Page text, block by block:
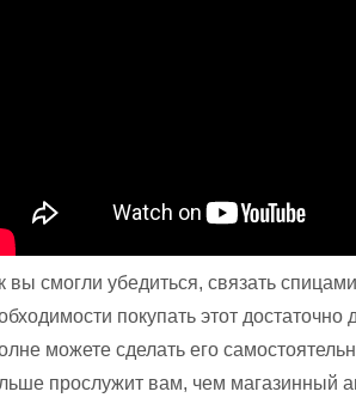
вы смогли убедиться, связать
покупать этот
можете сделать его
прослужит вам, чем магазинный